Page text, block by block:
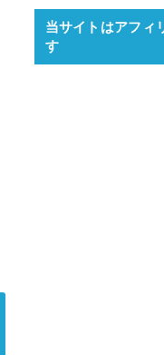
当サイトはアフィ
す